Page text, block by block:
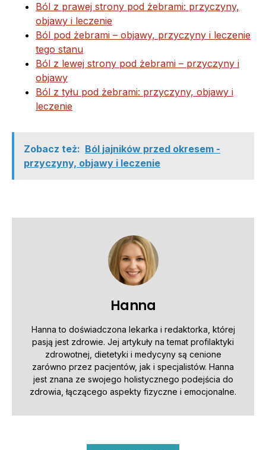
Ból z prawej strony pod żebrami: przyczyny,
objawy i leczenie
Ból pod żebrami – objawy, przyczyny i leczenie
tego stanu
Ból z lewej strony pod żebrami – przyczyny i
objawy
Ból z tyłu pod żebrami: przyczyny, objawy i
leczenie
Zobacz też: Ból jajników przed okresem -
przyczyny, objawy i leczenie
Hanna
Hanna to doświadczona lekarka i redaktorka, której
pasją jest zdrowie. Jej artykuły na temat profilaktyki
zdrowotnej, dietetyki i medycyny są cenione
zarówno przez pacjentów, jak i specjalistów. Hanna
jest znana ze swojego holistycznego podejścia do
zdrowia, łączącego aspekty fizyczne i emocjonalne.